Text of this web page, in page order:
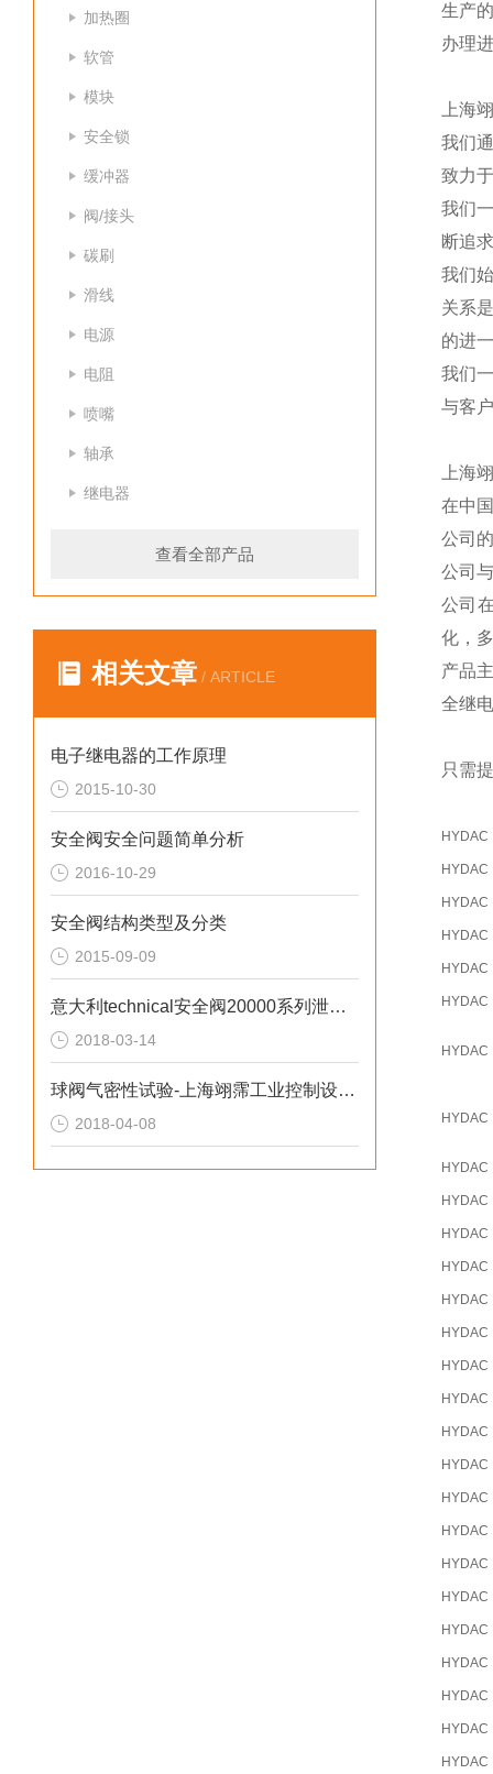
加热圈
软管
模块
安全锁
缓冲器
阀/接头
碳刷
滑线
电源
电阻
喷嘴
轴承
继电器
查看全部产品
相关文章 / ARTICLE
电子继电器的工作原理
2015-10-30
安全阀安全问题简单分析
2016-10-29
安全阀结构类型及分类
2015-09-09
意大利technical安全阀20000系列泄放阀技术参数
2018-03-14
球阀气密性试验-上海翊霈工业控制设备有限公司
2018-04-08
生产
办理
上海
我们
致力
我们
断追
我们
关系
的进
我们
与客
上海
在中
公司
公司
公司
化，
产品
全继
只需
HYDAC
HYDAC
HYDAC
HYDAC
HYDAC
HYDAC
HYDAC
HYDAC
HYDAC
HYDAC
HYDAC
HYDAC
HYDAC
HYDAC
HYDAC
HYDAC
HYDAC
HYDAC
HYDAC
HYDAC
HYDAC
HYDAC
HYDAC
HYDAC
HYDAC
HYDAC
HYDAC